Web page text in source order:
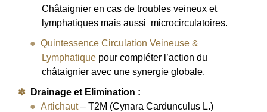
Châtaignier en cas de troubles veineux et
lymphatiques mais aussi microcirculatoires.
Quintessence Circulation Veineuse &
Lymphatique pour compléter l’action du
châtaignier avec une synergie globale.
Drainage et Elimination :
Artichaut– T2M (Cynara Cardunculus L.)